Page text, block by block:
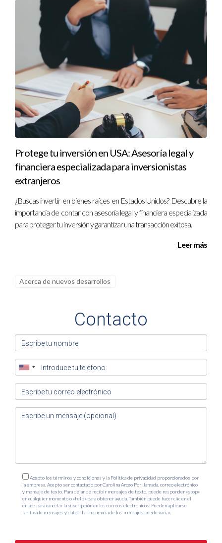
diferentes ciudades de Florida.
Conclusión
Florida ofrece un abanico de oportunidades para
inversión inmobiliaria
. Desde el lujo y la
sofisticación de Miami hasta la tranquilidad y el
encanto de otras ciudades, la elección depende
de sus preferencias y objetivos. No dude en
contactarme
para recibir
asesoría
personalizaday encontrar la
propiedad
inmobiliaria que cumpla sus sueños.
Carolina Arceoes una experimentadaAgente
Inmobiliaria
que opera en Miami Dade. Con un
enfoque dedicado y profesional, Carolina se
directamente, puedes llamarla
al +17862661588 o enviar un correo electrónico
a info@carolinaarceorealtor.com. Visita su tarjeta
de presentación Carolina Arceo Realtorpara
explorar todas las opciones disponibles y
comenzar tu próxima inversión inmobiliaria con
confianza.
Protege tu inversión en USA: Asesoría legal y
financiera especializada para inversionistas
extranjeros
¿Buscas invertir en bienes raíces en Estados Unidos? Descubre la
importancia de contar con asesoría legal y financiera especializada
para proteger tu inversión y garantizar una transacción exitosa.
Leer más
Acerca de nuevos desarrollos
Contacto
Acepto los términos y condiciones y la Política de privacidad proporcionados por
la empresa. Acepto ser contactado por Carolina Arceo Por llamada, correo electrónico
y mensaje de texto. Para dejar de recibir mensajes de texto, puede responder «stop»
en cualquier momento o «help» para obtener ayuda. También puede hacer clic en el
enlace para cancelar la suscripción en los correos electrónicos. Pueden aplicarse
tarifas de mensajes y datos. La frecuencia de los mensajes puede variar.